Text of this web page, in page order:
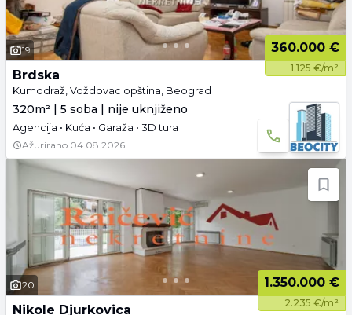
19 360.000 €
1.125 €/m²
Brdska
Kumodraž, Voždovac opština, Beograd
320m² | 5 soba | nije uknjiženo
Agencija • Kuća • Garaža • 3D tura
Ažurirano 04.08.2026.
20 1.350.000 €
2.235 €/m²
Nikole Djurkovica